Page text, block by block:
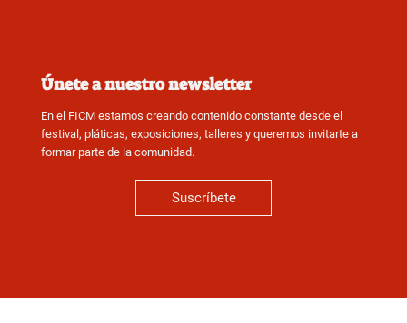
Únete a nuestro newsletter
En el FICM estamos creando contenido constante desde el
festival, pláticas, exposiciones, talleres y queremos invitarte a
formar parte de la comunidad.
Suscríbete